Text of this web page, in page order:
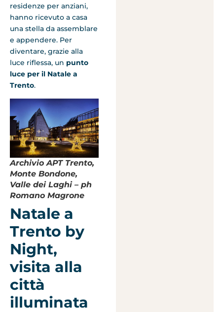
residenze per anziani,
hanno ricevuto a casa
una stella da assemblare
e appendere. Per
diventare, grazie alla
luce riflessa, un punto
luce per il Natale a
Trento.
Archivio APT Trento,
Monte Bondone,
Valle dei Laghi – ph
Romano Magrone
Natale a
Trento by
Night,
visita alla
città
illuminata